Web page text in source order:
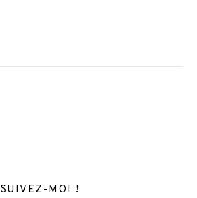
SUIVEZ-MOI !